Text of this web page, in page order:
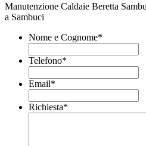
Manutenzione Caldaie Beretta
a Sambuci
Nome e Cognome*
Telefono*
Email*
Richiesta*